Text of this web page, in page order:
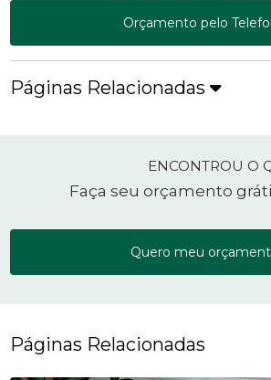
Orçamento pelo
Páginas Relacionadas
ENCONTROU O
Faça seu orçamento
Quero meu
Páginas Relacionadas